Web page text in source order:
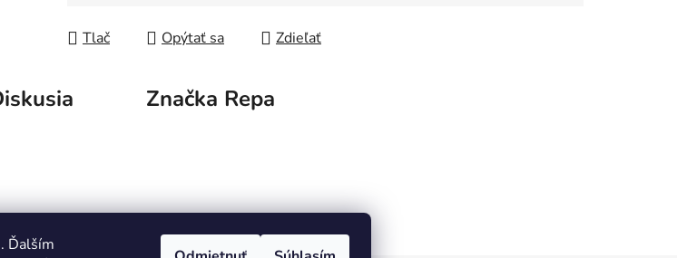
Ďalším
Tlač Opýtať sa Zdieľať
Značka Repa